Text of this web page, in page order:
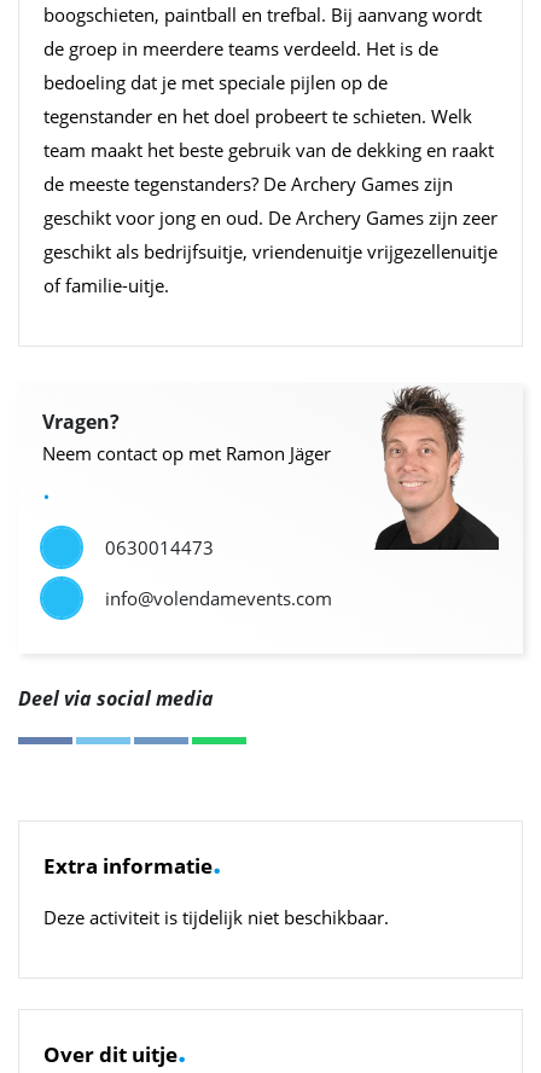
boogschieten, paintball en trefbal. Bij aanvang wordt
de groep in meerdere teams verdeeld. Het is de
bedoeling dat je met speciale pijlen op de
tegenstander en het doel probeert te schieten. Welk
team maakt het beste gebruik van de dekking en raakt
de meeste tegenstanders? De Archery Games zijn
geschikt voor jong en oud. De Archery Games zijn zeer
geschikt als bedrijfsuitje, vriendenuitje vrijgezellenuitje
of familie-uitje.
Vragen?
Neem contact op met Ramon Jäger
.
0630014473
info@volendamevents.com
Deel via social media
Extra informatie.
Deze activiteit is tijdelijk niet beschikbaar.
Over dit uitje.